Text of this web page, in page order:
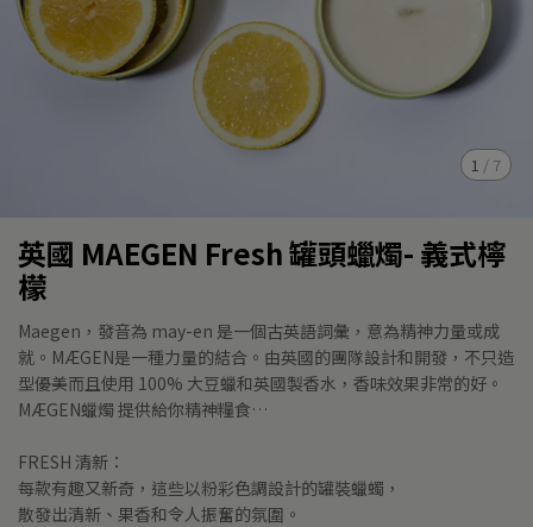
1 / 7
英國 MAEGEN Fresh 罐頭蠟燭- 義式檸
檬
Maegen，發音為 may-en 是一個古英語詞彙，意為精神力量或成
就。MÆGEN是一種力量的結合。由英國的團隊設計和開發，不只造
型優美而且使用 100% 大豆蠟和英國製香水，香味效果非常的好。
MÆGEN蠟燭 提供給你精神糧食…
FRESH 清新：
每款有趣又新奇，這些以粉彩色調設計的罐裝蠟蠋，
散發出清新、果香和令人振奮的氛圍。